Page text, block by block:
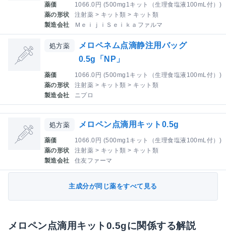
薬価
1066.0円 (500mg1キット（生理食塩液100mL付）)
薬の形状
注射薬 > キット類 > キット類
製造会社
ＭｅｉｊｉＳｅｉｋａファルマ
処方薬
メロペネム点滴静注用バッグ
0.5g「NP」
薬価
1066.0円 (500mg1キット（生理食塩液100mL付）)
薬の形状
注射薬 > キット類 > キット類
製造会社
ニプロ
処方薬 メロペン点滴用キット0.5g
薬価
1066.0円 (500mg1キット（生理食塩液100mL付）)
薬の形状
注射薬 > キット類 > キット類
製造会社
住友ファーマ
主成分が同じ薬をすべて見る
メロペン点滴用キット0.5gに関係する解説